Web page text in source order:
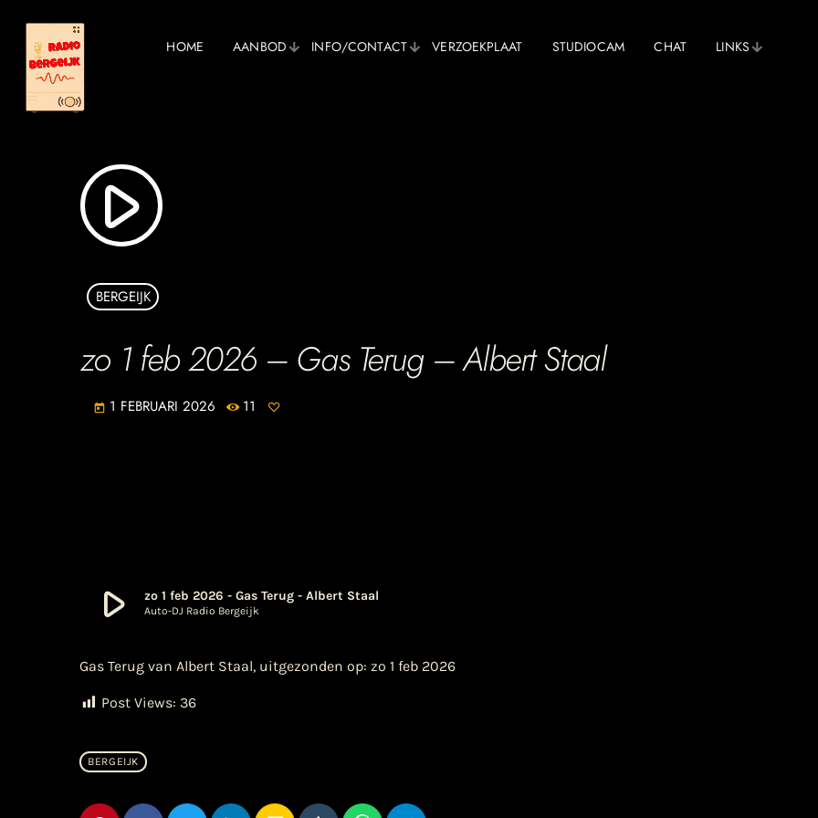
HOME AANBOD INFO/CONTACT VERZOEKPLAAT STUDIOCAM CHAT LINKS
play_arrow
BERGEIJK
zo 1 feb 2026 – Gas Terug – Albert Staal
today 1 FEBRUARI 2026 11
play_arrow zo 1 feb 2026 - Gas Terug - Albert Staal
Auto-DJ Radio Bergeijk
Gas Terug van Albert Staal, uitgezonden op: zo 1 feb 2026
Post Views: 36
BERGEIJK